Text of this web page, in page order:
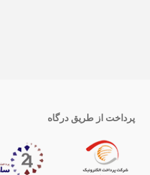
پرداخت از طریق درگاه